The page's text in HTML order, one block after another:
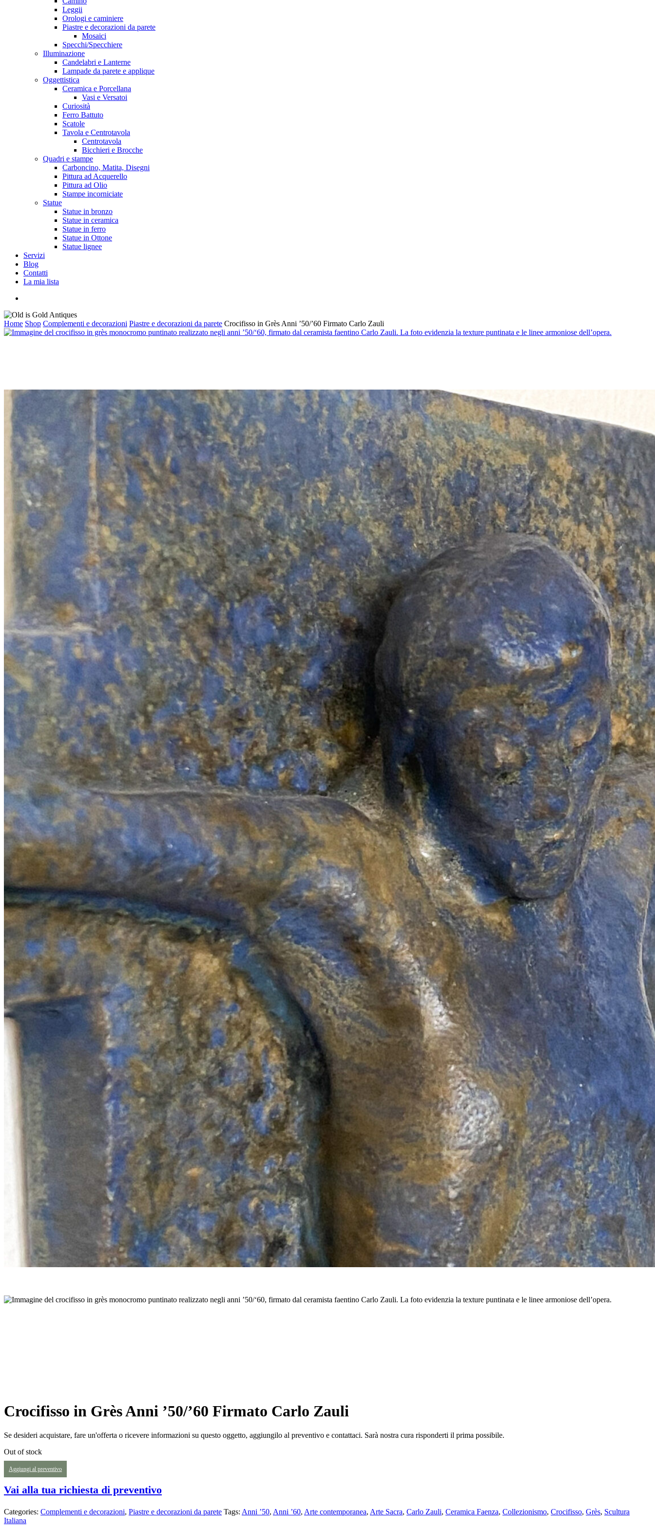
Leggii
Orologi e caminiere
Piastre e decorazioni da parete
Mosaici
Specchi/Specchiere
Illuminazione
Candelabri e Lanterne
Lampade da parete e applique
Oggettistica
Ceramica e Porcellana
Vasi e Versatoi
Curiosità
Ferro Battuto
Scatole
Tavola e Centrotavola
Centrotavola
Bicchieri e Brocche
Quadri e stampe
Carboncino, Matita, Disegni
Pittura ad Acquerello
Pittura ad Olio
Stampe incorniciate
Statue
Statue in bronzo
Statue in ceramica
Statue in ferro
Statue in Ottone
Statue lignee
Servizi
Blog
Contatti
La mia lista
Home Shop Complementi e decorazioni Piastre e decorazioni da parete Crocifisso in Grès Anni ’50/’60 Firmato Carlo Zauli
Crocifisso in Grès Anni ’50/’60 Firmato Carlo Zauli
Se desideri acquistare, fare un'offerta o ricevere informazioni su questo oggetto, aggiungilo al preventivo e contattaci. Sarà nostra cura risponderti il prima possibile.
Out of stock
Aggiungi al preventivo
Vai alla tua richiesta di preventivo
Categories: Complementi e decorazioni, Piastre e decorazioni da parete Tags: Anni ’50, Anni ’60, Arte contemporanea, Arte Sacra, Carlo Zauli, Ceramica Faenza, Collezionismo, Crocifisso, Grès, Scultura
Italiana